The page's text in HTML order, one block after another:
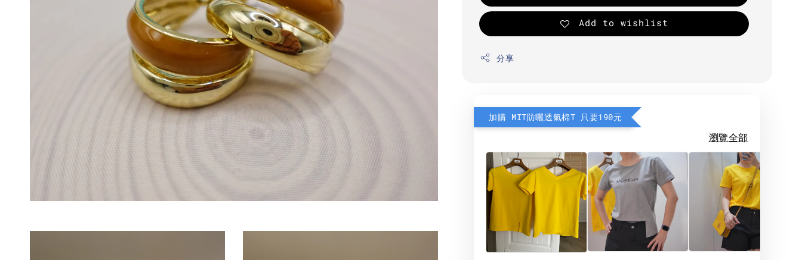
Add to wishlist
分享
加購 MIT防曬透氣棉T 只要190元
瀏覽全部